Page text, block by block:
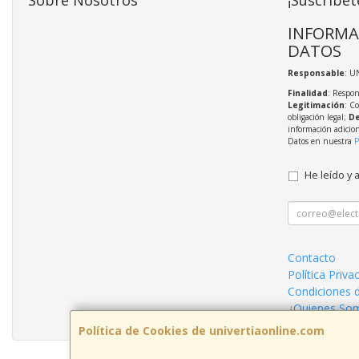
Política de Cookies de univertiaonline.com
DATOS
Responsable:
Finalidad:
Legitimación:
obligación legal;
información
Datos en nuestra
He leído y
Contacto
Política
Condiciones
¿Quienes